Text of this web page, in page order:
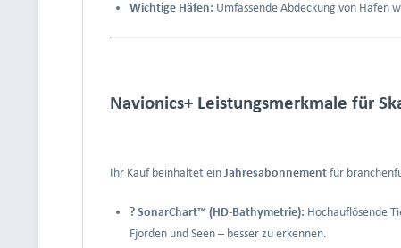
Wichtige Häfen: Umfassende Abdeckung von Häfen
Navionics+ Leistungsmerkmale für
Ihr Kauf beinhaltet ein Jahresabonnement für
? SonarChart™ (HD-Bathymetrie): Hochauflösende
Fjorden und Seen – besser zu erkennen.